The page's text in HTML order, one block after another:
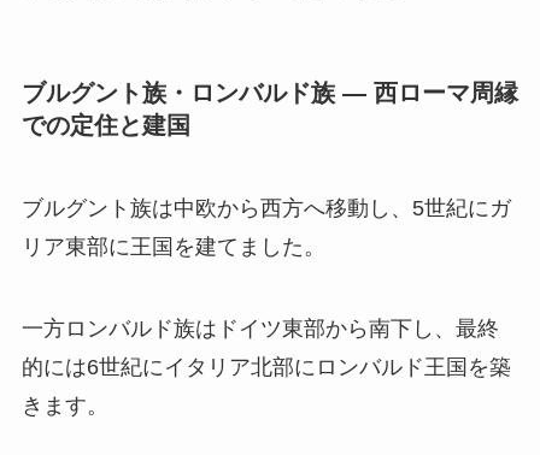
ブルグント族・ロンバルド族 ― 西ローマ周縁
での定住と建国
ブルグント族は中欧から西方へ移動し、5世紀にガ
リア東部に王国を建てました。
一方ロンバルド族はドイツ東部から南下し、最終
的には6世紀にイタリア北部にロンバルド王国を築
きます。